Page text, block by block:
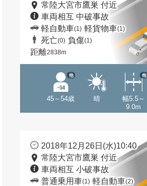
常陸大宮市鷹巣 付近
車両相互 中破事故
軽自動車(1) 軽貨物車(1)
死亡(0) 負傷(1)
距離2838m
45～54歳
他
晴
幅5.5～
9.0m
他
2018年12月26日(水)10:40
常陸大宮市鷹巣 付近
車両相互 小破事故
普通乗用車(1) 軽自動車(2)